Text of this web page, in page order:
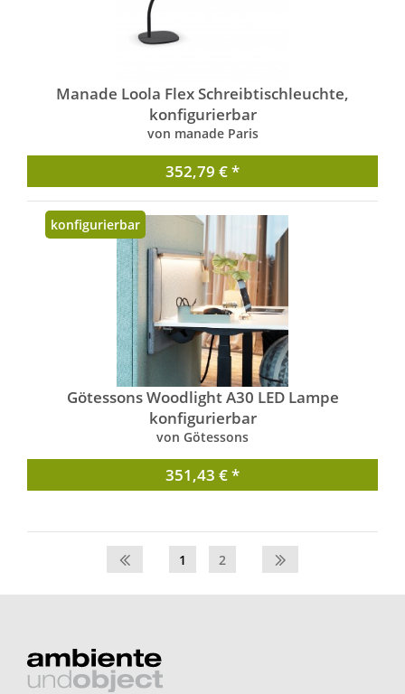
Manade Loola Flex Schreibtischleuchte,
konfigurierbar
von manade Paris
352,79 € *
Götessons Woodlight A30 LED Lampe
konfigurierbar
von Götessons
konfigurierbar
351,43 € *
1 2